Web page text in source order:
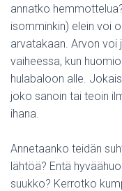
annatko
isomminkin) elein voi
arvatakaan. Arvon
vaiheessa, kun
hulabaloon alle.
joko sanoin tai teoin
ihana.
Annetaanko teidän
lähtöä? Entä
suukko? Kerrotko